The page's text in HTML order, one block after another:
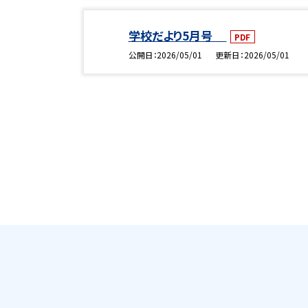
学校だより5月号
PDF
公開日 2026/05/01 更新日 2026/05/01